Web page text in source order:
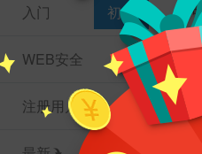
入门 初级
WEB安全 主机安全
注册用户 教育机构